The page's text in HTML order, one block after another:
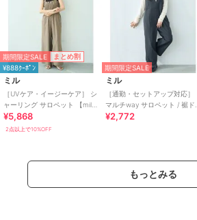
期間限定SALE まとめ割
¥888ｸｰﾎﾟﾝ
ミル
［UVケア・イージーケア］ シ
ャーリング サロペット 【mil/
ミル】
¥5,868
2点以上で10%OFF
期間限定SALE
ミル
［通勤・セットアップ対応］
マルチway サロペット / 裾ド
ロスト バルーン 【mil (ミル)】
¥2,772
もっとみる